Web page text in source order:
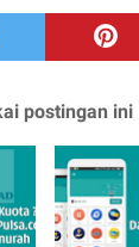
postingan ini